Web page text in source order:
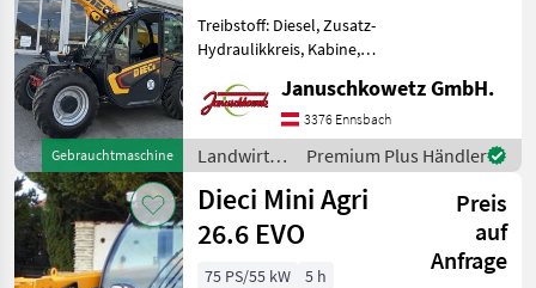
Weidemann
Thaler
Schäffer
Fuchs
Giant
Gebrauchtmaschine
Treibstoff: Diesel, Zusatz-
Hydraulikkreis, Kabine,
Schnellwechselrahmen,
hydr. Geräteverriegelung -
Motor Kubota 4 Zyl.,
CommonRail, 3.330 m², 75
PS Turbo, Stu
Januschkowetz GmbH.
3376 Ennsbach
Landwirtsch.
Motorfahrzeuge
/ Dieci
Premium Plus Händler
Dieci Mini Agri
26.6 EVO
Preis
auf
Anfrage
75 PS/55 kW
5 h